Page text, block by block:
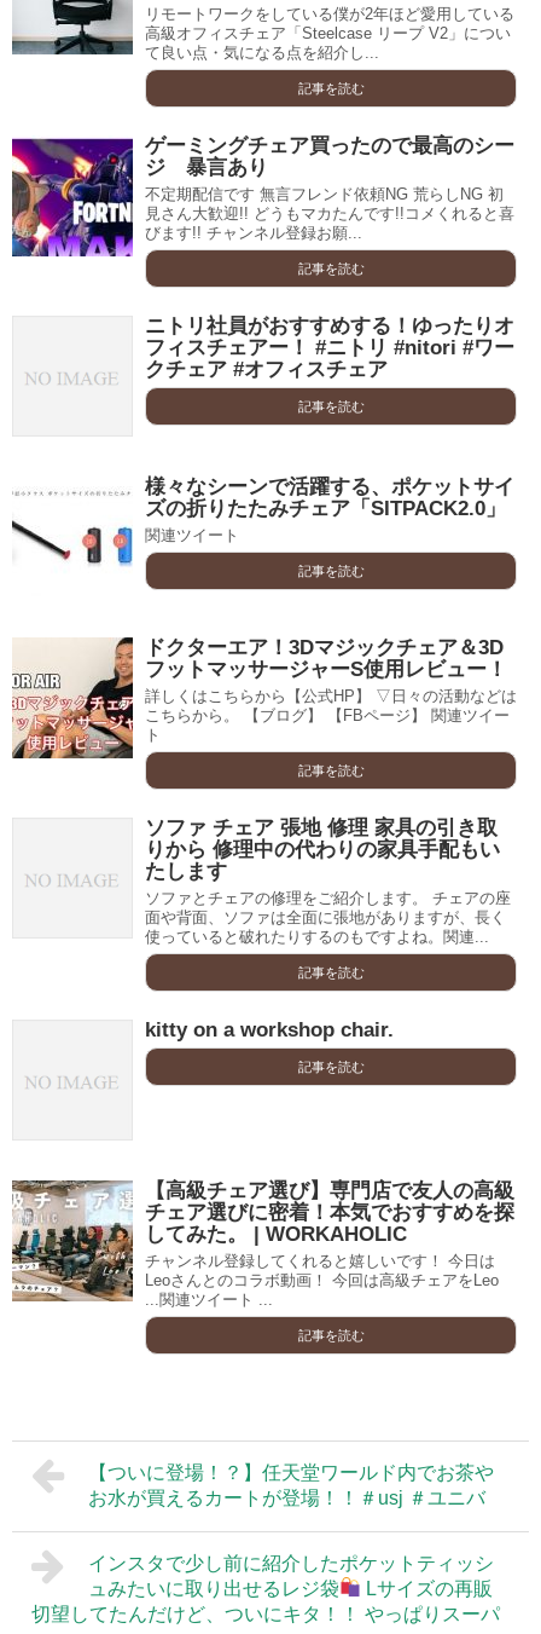
リモートワークをしている僕が2年ほど愛用している
高級オフィスチェア「Steelcase リープ V2」につい
て良い点・気になる点を紹介し...
記事を読む
ゲーミングチェア買ったので最高のシー
ジ 暴言あり
不定期配信です 無言フレンド依頼NG 荒らしNG 初
見さん大歓迎!! どうもマカたんです!!コメくれると喜
びます!! チャンネル登録お願...
記事を読む
ニトリ社員がおすすめする！ゆったりオ
フィスチェアー！ #ニトリ #nitori #ワー
クチェア #オフィスチェア
記事を読む
様々なシーンで活躍する、ポケットサイ
ズの折りたたみチェア「SITPACK2.0」
関連ツイート
記事を読む
ドクターエア！3Dマジックチェア＆3D
フットマッサージャーS使用レビュー！
詳しくはこちらから【公式HP】 ▽日々の活動などは
こちらから。 【ブログ】 【FBページ】 関連ツイー
ト
記事を読む
ソファ チェア 張地 修理 家具の引き取
りから 修理中の代わりの家具手配もい
たします
ソファとチェアの修理をご紹介します。 チェアの座
面や背面、ソファは全面に張地がありますが、長く
使っていると破れたりするのもですよね。関連...
記事を読む
kitty on a workshop chair.
記事を読む
【高級チェア選び】専門店で友人の高級
チェア選びに密着！本気でおすすめを探
してみた。 | WORKAHOLIC
チャンネル登録してくれると嬉しいです！ 今日は
Leoさんとのコラボ動画！ 今回は高級チェアをLeo
...関連ツイート ...
記事を読む
【ついに登場！？】任天堂ワールド内でお茶や
お水が買えるカートが登場！！＃usj ＃ユニバ
インスタで少し前に紹介したポケットティッシ
ュみたいに取り出せるレジ袋
Lサイズの再販
切望してたんだけど、ついにキタ！！ やっぱりスーパ